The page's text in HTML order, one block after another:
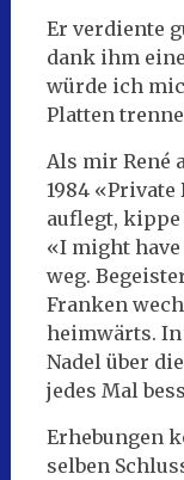
Er verdiente
dank ihm
würde ich
Platten
Als mir René
1984
auflegt,
«I might
weg.
Franken
heimwärts.
Nadel über
jedes Mal
Erhebungen
selben